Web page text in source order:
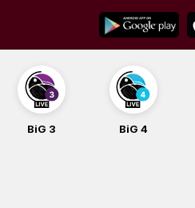
content
BiG 4 BiG Balade